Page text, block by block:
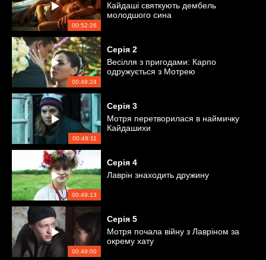
00:52:26
Кайдаші святкують дембель
молодшого сина
00:49:24
Серія 2
Весілля з пригодами: Карпо
одружується з Мотрею
00:49:11
Серія 3
Мотря перетворилася в наймичку
Кайдашихи
00:49:13
Серія 4
Лаврін знаходить дружину
00:49:00
Серія 5
Мотря почала війну з Лавріном за
окрему хату